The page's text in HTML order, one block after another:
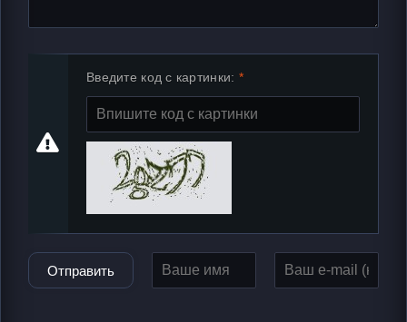
Введите код с картинки:
Отправить